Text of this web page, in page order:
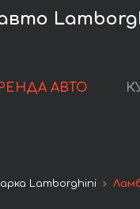
АВТО
Lamborghini